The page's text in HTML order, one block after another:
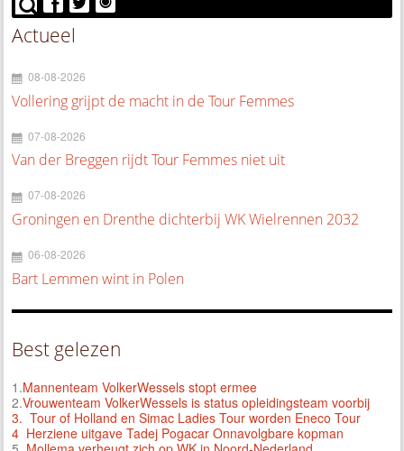
Actueel
08-08-2026
Vollering grijpt de macht in de Tour Femmes
07-08-2026
Van der Breggen rijdt Tour Femmes niet uit
07-08-2026
Groningen en Drenthe dichterbij WK Wielrennen 2032
06-08-2026
Bart Lemmen wint in Polen
Best gelezen
1.Mannenteam VolkerWessels stopt ermee
2.Vrouwenteam VolkerWessels is status opleidingsteam voorbij
3. Tour of Holland en Simac Ladies Tour worden Eneco Tour
4 Herziene uitgave Tadej Pogacar Onnavolgbare kopman